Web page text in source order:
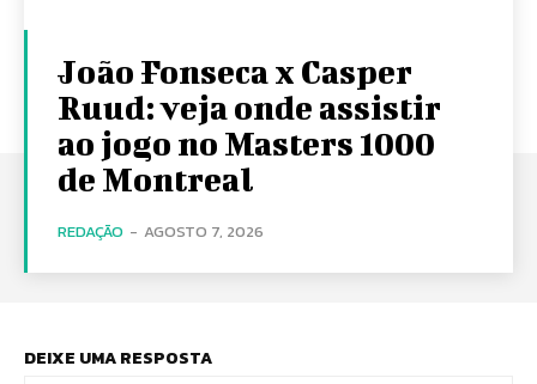
João Fonseca x Casper
Ruud: veja onde assistir
ao jogo no Masters 1000
de Montreal
REDAÇÃO - AGOSTO 7, 2026
DEIXE UMA RESPOSTA